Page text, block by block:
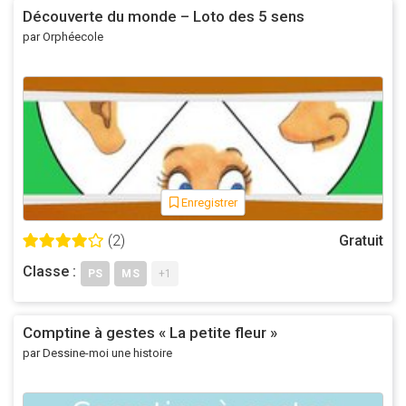
Bon courage à tous pour les préparatifs de cette nouvelle
rentrée !
Découverte du monde – Loto des 5 sens
par Orphéecole
Enregistrer
(2)
Gratuit
Classe :
PS MS +1
Comptine à gestes « La petite fleur »
par Dessine-moi une histoire